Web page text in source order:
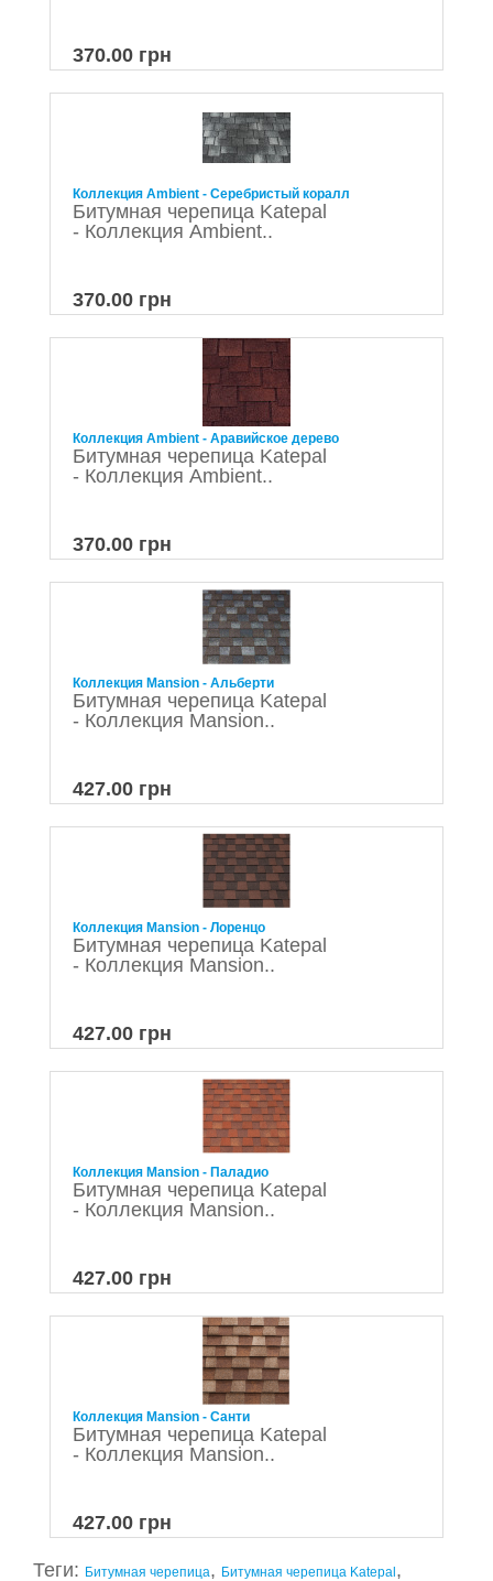
370.00 грн
Коллекция Ambient - Серебристый коралл
Битумная черепица Katepal
- Коллекция Ambient..
370.00 грн
Коллекция Ambient - Аравийское дерево
Битумная черепица Katepal
- Коллекция Ambient..
370.00 грн
Коллекция Mansion - Альберти
Битумная черепица Katepal
- Коллекция Mansion..
427.00 грн
Коллекция Mansion - Лоренцо
Битумная черепица Katepal
- Коллекция Mansion..
427.00 грн
Коллекция Mansion - Паладио
Битумная черепица Katepal
- Коллекция Mansion..
427.00 грн
Коллекция Mansion - Санти
Битумная черепица Katepal
- Коллекция Mansion..
427.00 грн
Теги: Битумная черепица, Битумная черепица Katepal ,